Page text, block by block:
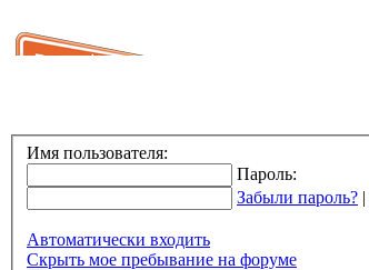
Имя пользователя:
Пароль:
Забыли пароль? |
Автоматически входить
Скрыть мое пребывание на форуме